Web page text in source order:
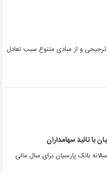
و از مبادی متنوع سبب تعادل
بانک پارسیان برای سال مالی